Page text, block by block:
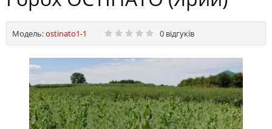
Модель:ostinato1-1 0 відгуків